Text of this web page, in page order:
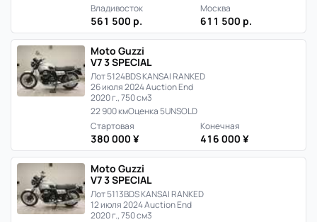
Владивосток
561 500 р.
Москва
611 500 р.
Moto Guzzi
V7 3 SPECIAL
Лот 5124BDS KANSAI RANKED
26 июля 2024 Auction End
2020 г., 750 см3
22 900 кмОценка 5UNSOLD
Стартовая
380 000 ¥
Конечная
416 000 ¥
Moto Guzzi
V7 3 SPECIAL
Лот 5113BDS KANSAI RANKED
12 июля 2024 Auction End
2020 г., 750 см3